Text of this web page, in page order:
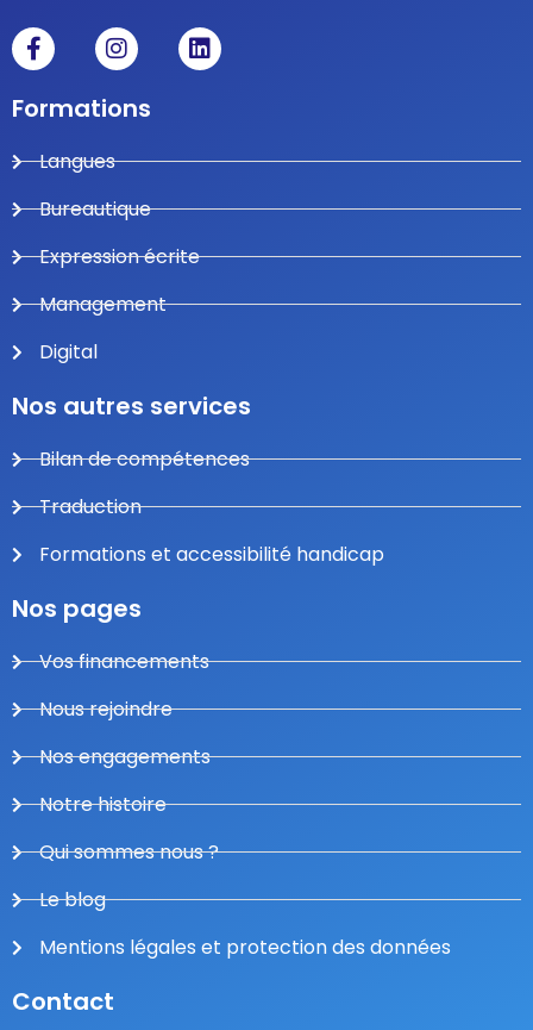
Formations
Langues
Bureautique
Expression écrite
Management
Digital
Nos autres services
Bilan de compétences
Traduction
Formations et accessibilité handicap
Nos pages
Vos financements
Nous rejoindre
Nos engagements
Notre histoire
Qui sommes nous ?
Le blog
Mentions légales et protection des données
Contact